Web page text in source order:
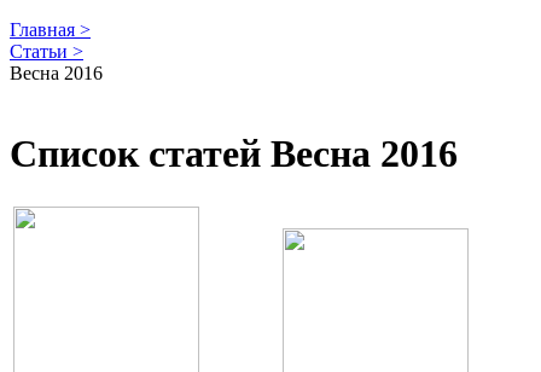
Главная >
Статьи >
Весна 2016
Список статей Весна 2016